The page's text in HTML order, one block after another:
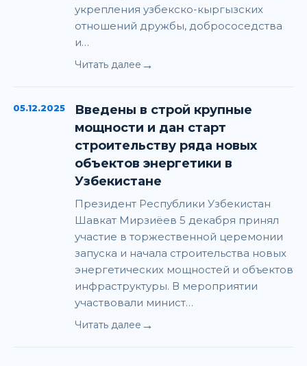
укрепления узбекско-кыргызских
отношений дружбы, добрососедства
и…
Читать далее →
05.12.2025
Введены в строй крупные
мощности и дан старт
строительству ряда новых
объектов энергетики в
Узбекистане
Президент Республики Узбекистан
Шавкат Мирзиёев 5 декабря принял
участие в торжественной церемонии
запуска и начала строительства новых
энергетических мощностей и объектов
инфраструктуры. В мероприятии
участвовали минист…
Читать далее →